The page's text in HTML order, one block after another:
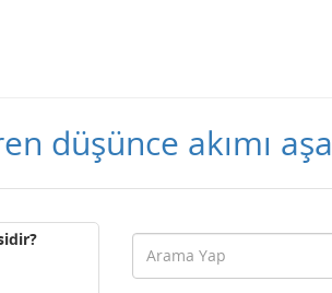
düşünce akımı aşa